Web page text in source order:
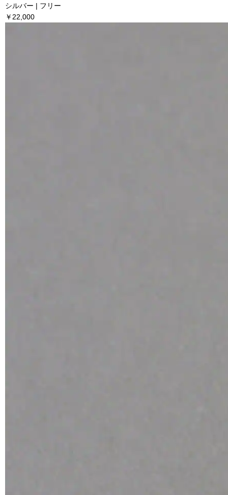
シルバー | フリー
￥22,000